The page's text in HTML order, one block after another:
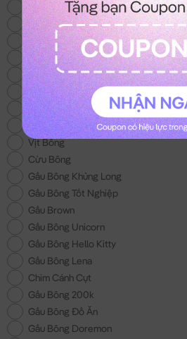
Gấu Bông Noel
Gấu Bông tặng Bé Gái
Khuyến Mãi
Gấu Bông Tình Yêu
Trái Cây Bông
Gối Chữ U
Gấu Bông Stitch
Gấu Bông To
Vịt Bông
Cừu Bông
Gấu Bông Khủng Long
Gấu Bông Tốt Nghiệp
Gấu Brown
Gấu Bông Unicorn
Gấu Bông Hello Kitty
Gấu Bông Lena
Chim Cánh Cụt
Gấu Bông 200k
Gấu Bông Đồ Ăn
Gấu Bông Doremon